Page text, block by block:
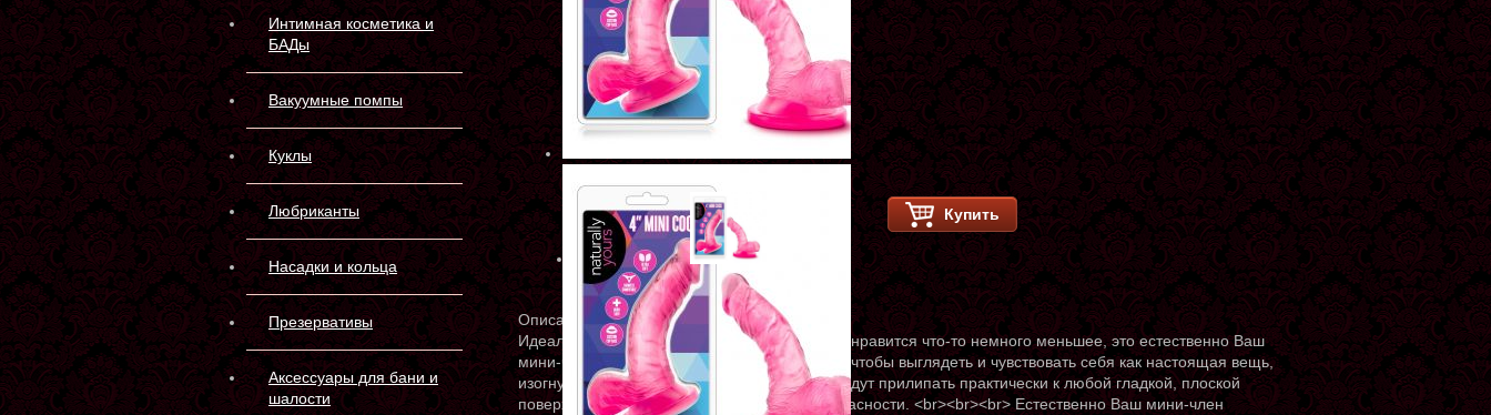
Интимная косметика и
БАДы
Вакуумные помпы
Куклы
Любриканты
Насадки и кольца
Презервативы
Аксессуары для бани и
шалости
Купить
Описание
Идеально подходящий размер для тех, кому нравится что-то немного меньшее, это естественно Ваш
мини-член. <br><br><br> Ручная скульптура, чтобы выглядеть и чувствовать себя как настоящая вещь,
изогнутый стержень и основание присоски будут прилипать практически к любой гладкой, плоской
поверхности и совместимы с ремнями безопасности. <br><br><br> Естественно Ваш мини-член